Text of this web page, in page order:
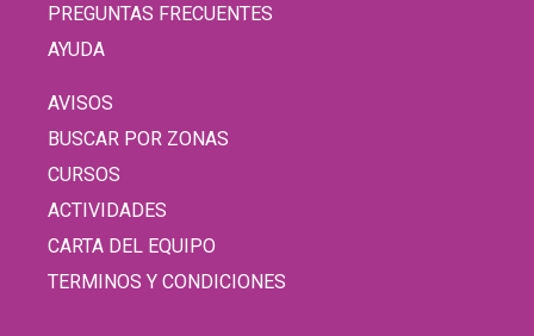
PREGUNTAS FRECUENTES
AYUDA
AVISOS
BUSCAR POR ZONAS
CURSOS
ACTIVIDADES
CARTA DEL EQUIPO
TERMINOS Y CONDICIONES